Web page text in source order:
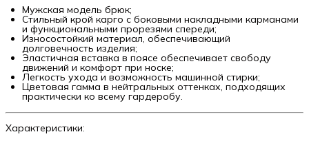
Мужская модель брюк;
Стильный крой карго с боковыми накладными карманами
и функциональными прорезями спереди;
Износостойкий материал, обеспечивающий
долговечность изделия;
Эластичная вставка в поясе обеспечивает свободу
движений и комфорт при носке;
Легкость ухода и возможность машинной стирки;
Цветовая гамма в нейтральных оттенках, подходящих
практически ко всему гардеробу.
Характеристики: